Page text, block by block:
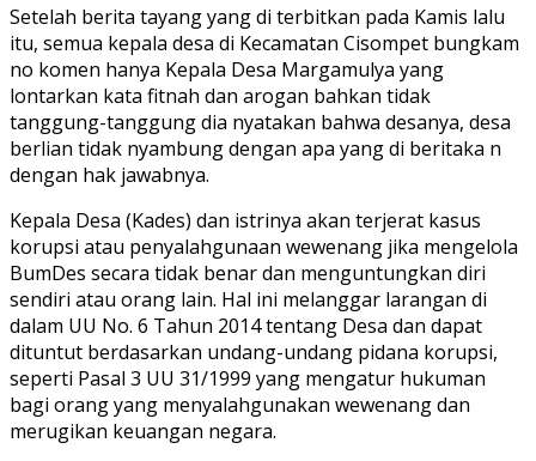
Setelah berita tayang yang di terbitkan pada Kamis lalu
itu, semua kepala desa di Kecamatan Cisompet bungkam
no komen hanya Kepala Desa Margamulya yang
lontarkan kata fitnah dan arogan bahkan tidak
tanggung-tanggung dia nyatakan bahwa desanya, desa
berlian tidak nyambung dengan apa yang di beritaka n
dengan hak jawabnya.
Kepala Desa (Kades) dan istrinya akan terjerat kasus
korupsi atau penyalahgunaan wewenang jika mengelola
BumDes secara tidak benar dan menguntungkan diri
sendiri atau orang lain. Hal ini melanggar larangan di
dalam UU No. 6 Tahun 2014 tentang Desa dan dapat
dituntut berdasarkan undang-undang pidana korupsi,
seperti Pasal 3 UU 31/1999 yang mengatur hukuman
bagi orang yang menyalahgunakan wewenang dan
merugikan keuangan negara.